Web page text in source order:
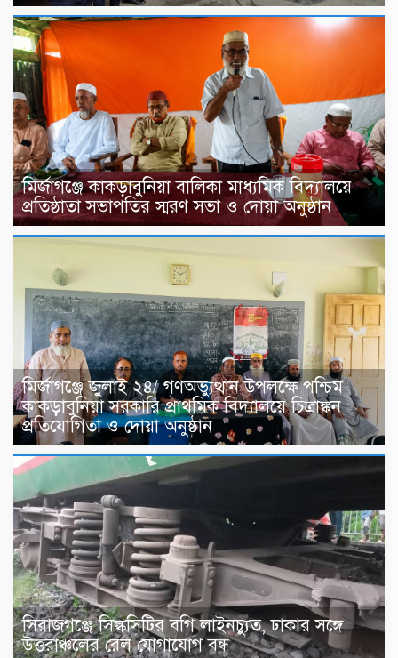
মির্জাগঞ্জে কাকড়াবুনিয়া বালিকা মাধ্যমিক বিদ্যালয়ে
প্রতিষ্ঠাতা সভাপতির স্মরণ সভা ও দোয়া অনুষ্ঠান
মির্জাগঞ্জে জুলাই ২৪/ গণঅভ্যুত্থান উপলক্ষে পশ্চিম
কাকড়াবুনিয়া সরকারি প্রাথমিক বিদ্যালয়ে চিত্রাঙ্কন
প্রতিযোগিতা ও দোয়া অনুষ্ঠান
সিরাজগঞ্জে সিল্কসিটির বগি লাইনচ্যুত, ঢাকার সঙ্গে
উত্তরাঞ্চলের রেল যোগাযোগ বন্ধ